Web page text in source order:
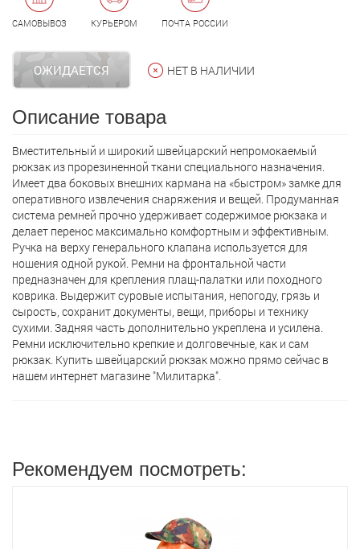
САМОВЫВОЗ КУРЬЕРОМ ПОЧТА РОССИИ
ОЖИДАЕТСЯ НЕТ В НАЛИЧИИ
Описание товара
Вместительный и широкий швейцарский непромокаемый
рюкзак из прорезиненной ткани специального назначения.
Имеет два боковых внешних кармана на «быстром» замке для
оперативного извлечения снаряжения и вещей. Продуманная
система ремней прочно удерживает содержимое рюкзака и
делает перенос максимально комфортным и эффективным.
Ручка на верху генерального клапана используется для
ношения одной рукой. Ремни на фронтальной части
предназначен для крепления плащ-палатки или походного
коврика. Выдержит суровые испытания, непогоду, грязь и
сырость, сохранит документы, вещи, приборы и технику
сухими. Задняя часть дополнительно укреплена и усилена.
Ремни исключительно крепкие и долговечные, как и сам
рюкзак. Купить швейцарский рюкзак можно прямо сейчас в
нашем интернет магазине "Милитарка".
Рекомендуем посмотреть: